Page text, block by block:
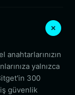
anahtarlarınızın
yalnızca
300
güvenlik